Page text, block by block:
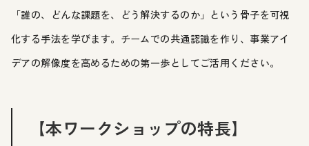
「誰の、どんな課題を、どう解決するのか」という骨子を可視
化する手法を学びます。チームでの共通認識を作り、事業アイ
デアの解像度を高めるための第一歩としてご活用ください。
【本ワークショップの特長】